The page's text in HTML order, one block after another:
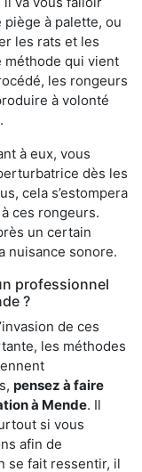
à palette, ou
les rats et les
méthode qui vient
les rongeurs
à volonté
à eux, vous
dès les
cela s’estompera
ces rongeurs.
un certain
nuisance sonore.
professionnel
?
de ces
les méthodes
pensez à faire
à Mende. Il
si vous
afin de
se fait ressentir, il